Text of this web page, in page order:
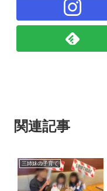
関連記事
三姉妹の子育て